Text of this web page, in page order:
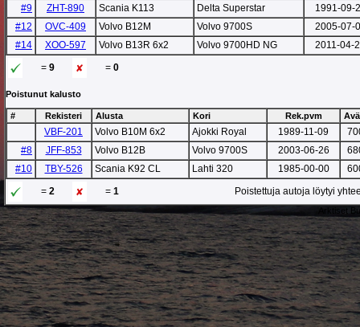
#9
ZHT-890 Scania K113 Delta Superstar
1991-09-
#12
OVC-409 Volvo B12M Volvo 9700S
2005-07-
#14
XOO-597 Volvo B13R 6x2 Volvo 9700HD NG
2011-04-
= 9 = 0
Poistunut kalusto
# Rekisteri Alusta Kori Rek.pvm
VBF-201 Volvo B10M 6x2 Ajokki Royal 1989-11-09
#8
JFF-853 Volvo B12B Volvo 9700S 2003-06-26
#10
TBY-526 Scania K92 CL Lahti 320 1985-00-00
= 2 = 1 Poistettuja autoja löytyi
Arktiset